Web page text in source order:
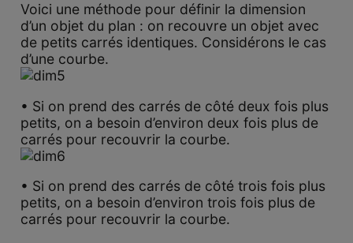
Voici une méthode pour définir la dimension
d’un objet du plan : on recouvre un objet avec
de petits carrés identiques. Considérons le cas
d’une courbe.
• Si on prend des carrés de côté deux fois plus
petits, on a besoin d’environ deux fois plus de
carrés pour recouvrir la courbe.
• Si on prend des carrés de côté trois fois plus
petits, on a besoin d’environ trois fois plus de
carrés pour recouvrir la courbe.